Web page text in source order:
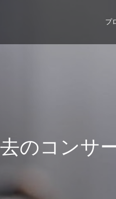
プ
去のコ ンサ